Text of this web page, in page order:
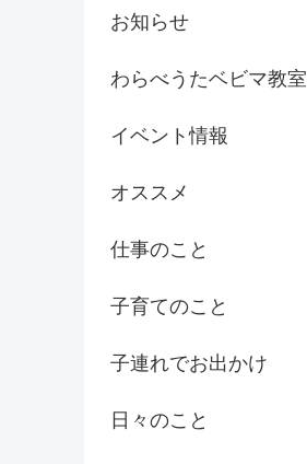
お知らせ
わらべうたベビマ教室
イベント情報
オススメ
仕事のこと
子育てのこと
子連れでお出かけ
日々のこと